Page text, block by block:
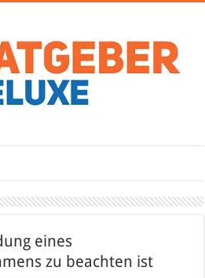
eines
zu beachten ist